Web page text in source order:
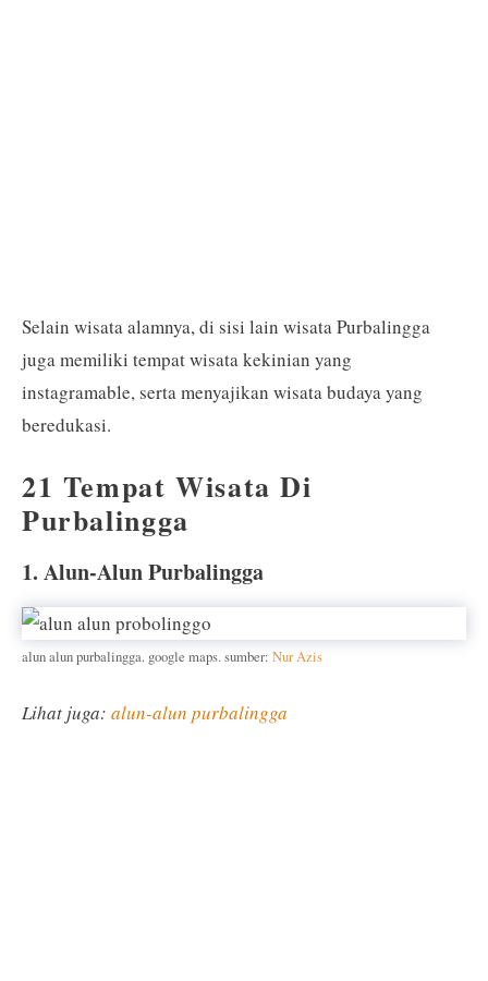
Selain wisata alamnya, di sisi lain wisata Purbalingga
juga memiliki tempat wisata kekinian yang
instagramable, serta menyajikan wisata budaya yang
beredukasi.
21 Tempat Wisata Di
Purbalingga
1. Alun-Alun Purbalingga
alun alun purbalingga. google maps. sumber: Nur Azis
Lihat juga: alun-alun purbalingga